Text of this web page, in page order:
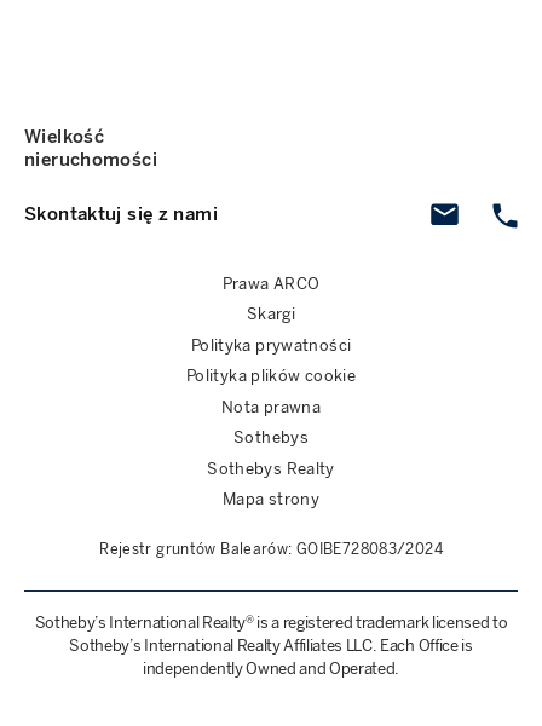
Skontaktuj się z nami
Wielkość
nieruchomości
Prawa ARCO
Skargi
Polityka prywatności
Polityka plików cookie
Nota prawna
Sothebys
Sothebys Realty
Mapa strony
Rejestr gruntów Balearów: GOIBE728083/2024
Sotheby’s International Realty® is a registered trademark licensed to
Sotheby’s International Realty Affiliates LLC. Each Office is
independently Owned and Operated.